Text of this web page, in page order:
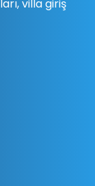
villa giriş